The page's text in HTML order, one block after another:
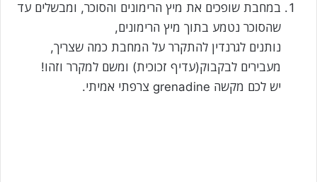
במחבת שופכים את מיץ הרימונים והסוכר, ומבשלים עד
שהסוכר נטמע בתוך מיץ הרימונים,
נותנים לגרנדין להתקרר על המחבת כמה שצריך,
מעבירים לבקבוק(עדיף זכוכית) ומשם למקרר וזהו!
יש לכם מקשה grenadine צרפתי אמיתי.